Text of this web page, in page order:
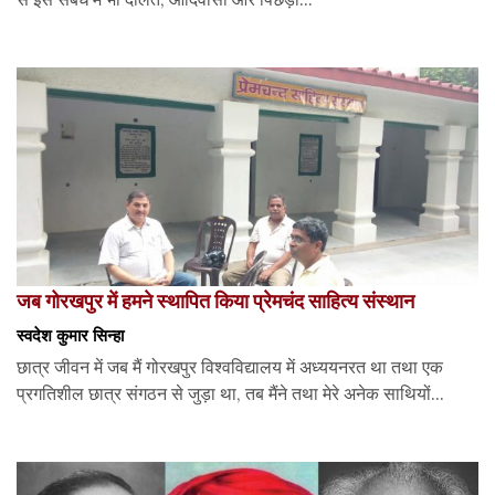
जब गोरखपुर में हमने स्थापित किया प्रेमचंद साहित्य संस्थान
स्वदेश कुमार सिन्हा
छात्र जीवन में जब मैं गोरखपुर विश्वविद्यालय में अध्ययनरत था तथा एक
प्रगतिशील छात्र संगठन से जुड़ा था, तब मैंने तथा मेरे अनेक साथियों...